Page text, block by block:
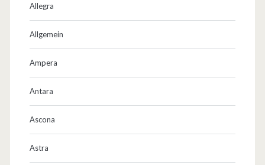
Allegra
Allgemein
Ampera
Antara
Ascona
Astra